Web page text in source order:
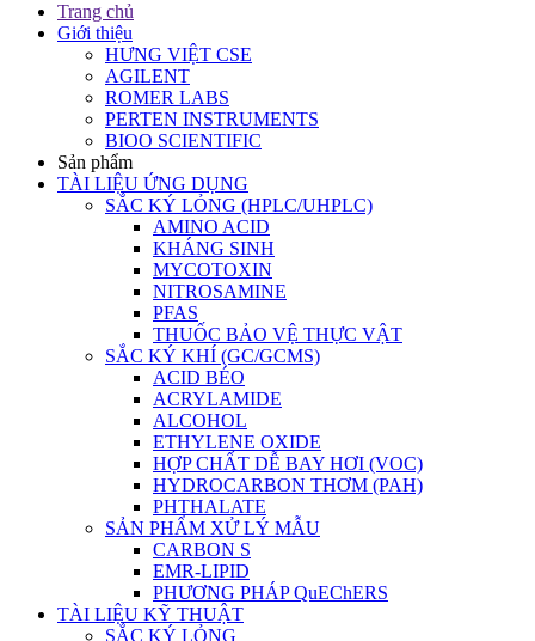
Trang chủ
Giới thiệu
HƯNG VIỆT CSE
AGILENT
ROMER LABS
PERTEN INSTRUMENTS
BIOO SCIENTIFIC
Sản phẩm
TÀI LIỆU ỨNG DỤNG
SẮC KÝ LỎNG (HPLC/UHPLC)
AMINO ACID
KHÁNG SINH
MYCOTOXIN
NITROSAMINE
PFAS
THUỐC BẢO VỆ THỰC VẬT
SẮC KÝ KHÍ (GC/GCMS)
ACID BÉO
ACRYLAMIDE
ALCOHOL
ETHYLENE OXIDE
HỢP CHẤT DỄ BAY HƠI (VOC)
HYDROCARBON THƠM (PAH)
PHTHALATE
SẢN PHẨM XỬ LÝ MẪU
CARBON S
EMR-LIPID
PHƯƠNG PHÁP QuEChERS
TÀI LIỆU KỸ THUẬT
SẮC KÝ LỎNG